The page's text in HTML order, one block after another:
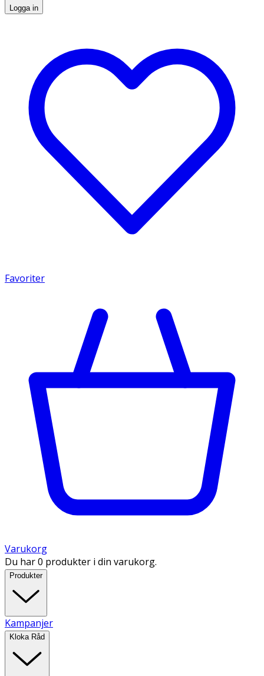
Logga in
Favoriter
Varukorg
Du har 0 produkter i din varukorg.
Produkter
Kampanjer
Kloka Råd